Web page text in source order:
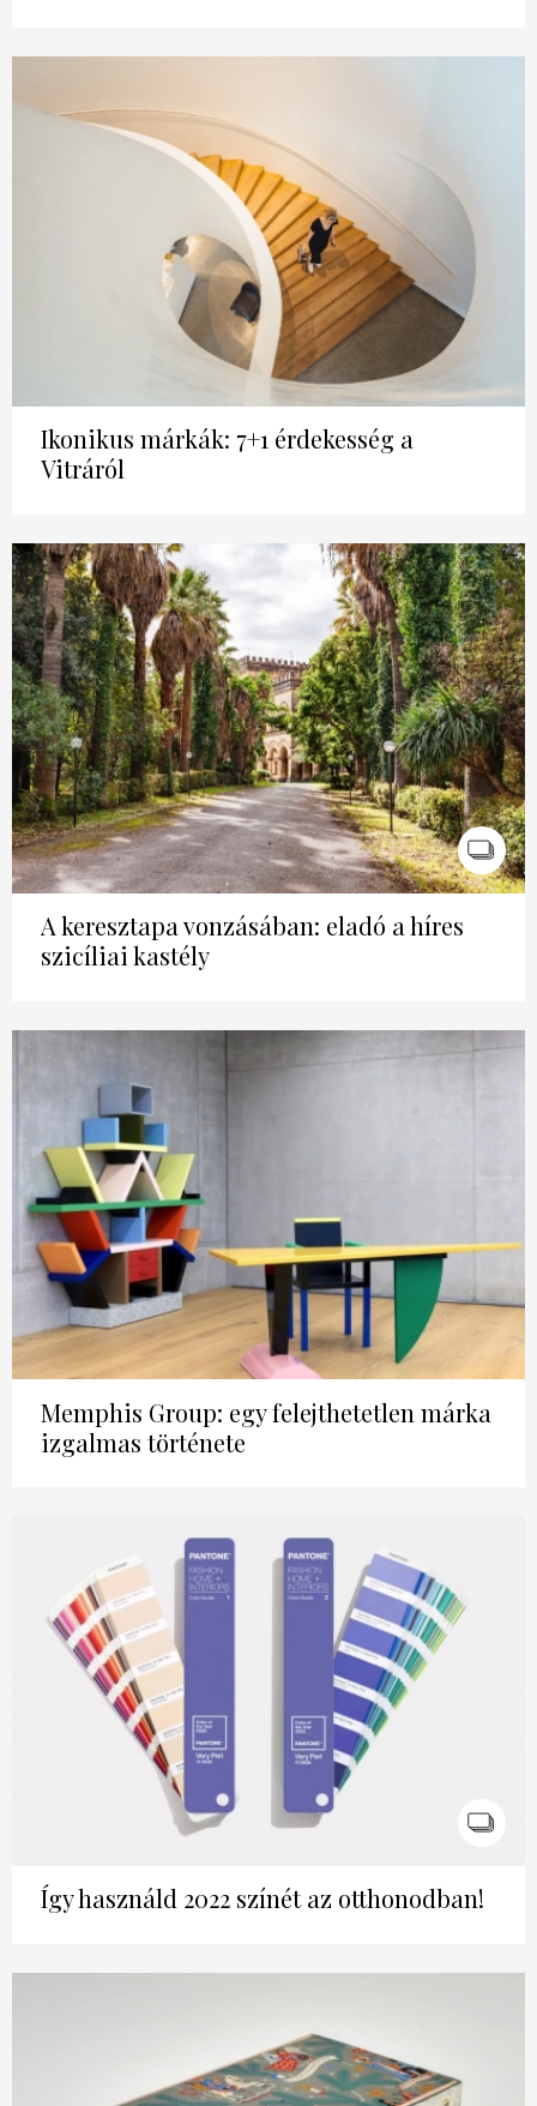
Ikonikus márkák: 7+1 érdekesség a
Vitráról
A keresztapa vonzásában: eladó a híres
szicíliai kastély
Memphis Group: egy felejthetetlen márka
izgalmas története
Így használd 2022 színét az otthonodban!